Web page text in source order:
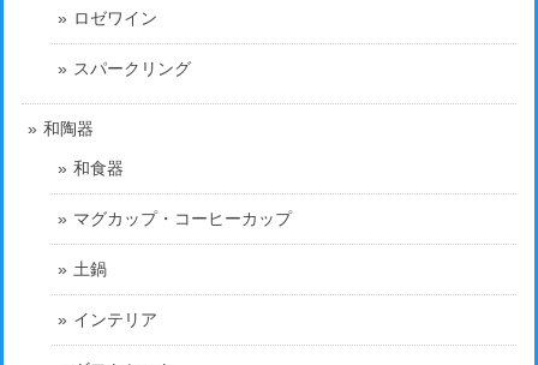
ロゼワイン
スパークリング
和陶器
和食器
マグカップ・コーヒーカップ
土鍋
インテリア